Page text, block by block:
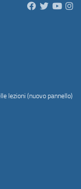
lezioni (nuovo pannello)